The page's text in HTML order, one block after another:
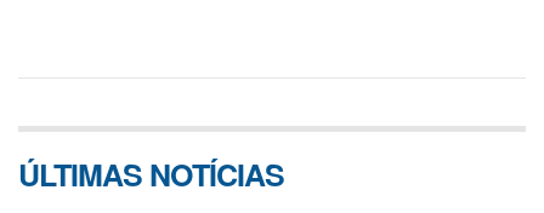
ÚLTIMAS NOTÍCIAS